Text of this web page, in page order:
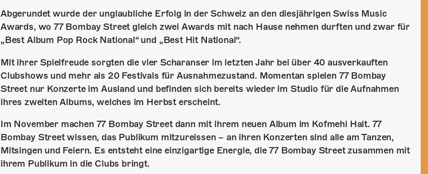
Abgerundet wurde der unglaubliche Erfolg in der Schweiz an den diesjährigen Swiss Music
Awards, wo 77 Bombay Street gleich zwei Awards mit nach Hause nehmen durften und zwar für
„Best Album Pop Rock National“ und „Best Hit National“.
Mit ihrer Spielfreude sorgten die vier Scharanser im letzten Jahr bei über 40 ausverkauften
Clubshows und mehr als 20 Festivals für Ausnahmezustand. Momentan spielen 77 Bombay
Street nur Konzerte im Ausland und befinden sich bereits wieder im Studio für die Aufnahmen
ihres zweiten Albums, welches im Herbst erscheint.
Im November machen 77 Bombay Street dann mit ihrem neuen Album im Kofmehl Halt. 77
Bombay Street wissen, das Publikum mitzureissen – an ihren Konzerten sind alle am Tanzen,
Mitsingen und Feiern. Es entsteht eine einzigartige Energie, die 77 Bombay Street zusammen mit
ihrem Publikum in die Clubs bringt.